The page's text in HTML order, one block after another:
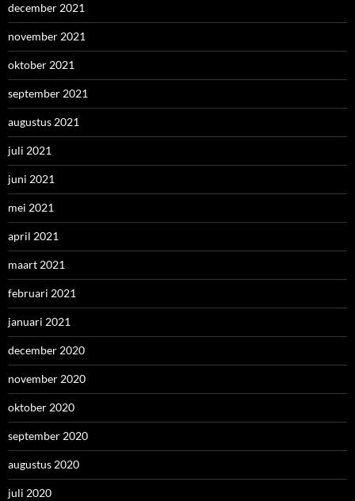
december 2021
november 2021
oktober 2021
september 2021
augustus 2021
juli 2021
juni 2021
mei 2021
april 2021
maart 2021
februari 2021
januari 2021
december 2020
november 2020
oktober 2020
september 2020
augustus 2020
juli 2020